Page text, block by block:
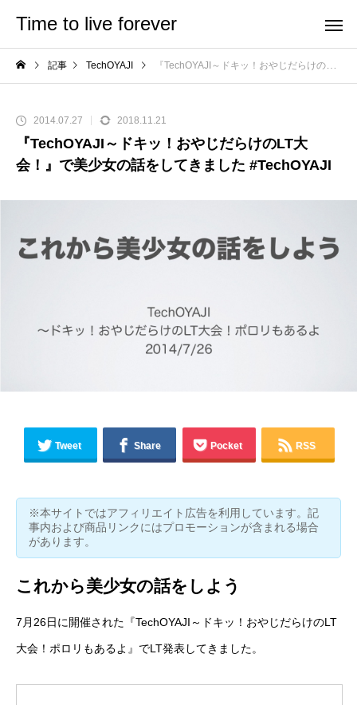
Time to live forever
記事 TechOYAJI 『TechOYAJI～ドキッ！おやじだらけのLT大会！』で美少女の話をしてきました #TechOYAJI
2014.07.27 2018.11.21
『TechOYAJI～ドキッ！おやじだらけのLT大
会！』で美少女の話をしてきました #TechOYAJI
Tweet Share Pocket RSS
※本サイトではアフィリエイト広告を利用しています。記
事内および商品リンクにはプロモーションが含まれる場合
があります。
これから美少女の話をしよう
7月26日に開催された『TechOYAJI～ドキッ！おやじだらけのLT
大会！ポロリもあるよ 』でLT発表してきました。